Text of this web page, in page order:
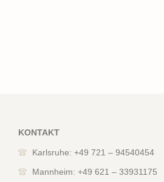
KONTAKT
Karlsruhe: +49 721 – 94540454
Mannheim: +49 621 – 33931175